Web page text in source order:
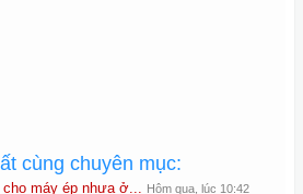
cùng chuyên mục:
máy ép nhựa ở... Hôm qua, lúc 10:42